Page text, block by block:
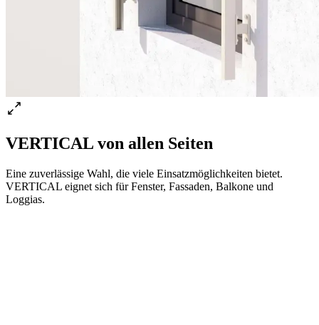
VERTICAL von allen Seiten
Eine zuverlässige Wahl, die viele Einsatzmöglichkeiten bietet.
VERTICAL eignet sich für Fenster, Fassaden, Balkone und
Loggias.